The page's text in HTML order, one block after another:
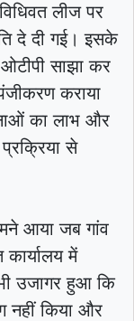
लीज पर
दे दी गई। इसके
साझा कर
पंजीकरण कराया
का लाभ और
से
आया जब गांव
में
उजागर हुआ कि
नहीं किया और